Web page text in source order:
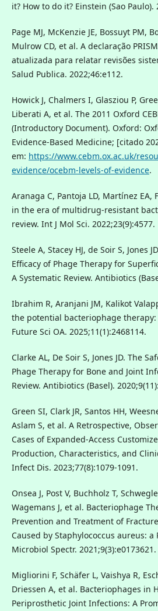
it? How to do it? Einstein (Sao Paulo).
Page MJ, McKenzie JE, Bossuyt PM,
Mulrow CD, et al. A declaração
atualizada para relatar revisões
Salud Publica. 2022;46:e112.
Howick J, Chalmers I, Glasziou P,
Liberati A, et al. The 2011 Oxford
(Introductory Document). Oxford:
Evidence-Based Medicine; [citado
em: https://www.cebm.ox.ac.uk/
evidence/ocebm-levels-of-evidence.
Aranaga C, Pantoja LD, Martínez EA,
in the era of multidrug-resistant
review. Int J Mol Sci. 2022;23(9):4577.
Steele A, Stacey HJ, de Soir S, Jones
Efficacy of Phage Therapy for
A Systematic Review. Antibiotics
Ibrahim R, Aranjani JM, Kalikot
the potential bacteriophage therapy:
Future Sci OA. 2025;11(1):2468114.
Clarke AL, De Soir S, Jones JD. The
Phage Therapy for Bone and Joint
Review. Antibiotics (Basel).
Green SI, Clark JR, Santos HH,
Aslam S, et al. A Retrospective,
Cases of Expanded-Access
Production, Characteristics, and
Infect Dis. 2023;77(8):1079-1091.
Onsea J, Post V, Buchholz T,
Wagemans J, et al. Bacteriophage
Prevention and Treatment of
Caused by Staphylococcus aureus: a
Microbiol Spectr. 2021;9(3):e0173621.
Migliorini F, Schäfer L, Vaishya R,
Driessen A, et al. Bacteriophages in
Periprosthetic Joint Infections: A